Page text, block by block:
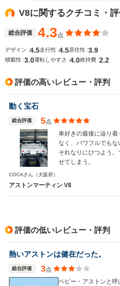
WLTCモード
燃費
V8に関するクチコミ・
総合評価 4.3点
デザイン :4.5走行性 :4.5居住性 :3.9
積載性 :3.0運転しやすさ :4.0維持費 :2.2
評価の高いレビュー・評判
動く宝石
総合評価 5点
車好きの最後に辿り
なく、パワフルでも
それなりにひつよう
せてしまう。
COCAさん （大阪府）
アストンマーティン V8
評価の低いレビュー・評判
熱いアストンは健在だった。
総合評価 3点
ベビー・アストンと